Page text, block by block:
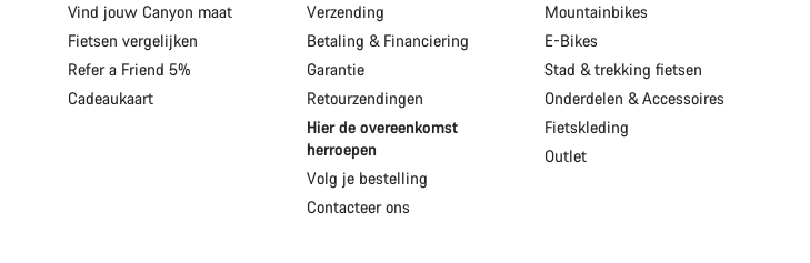
Vind jouw Canyon maat
Fietsen vergelijken
Refer a Friend 5%
Cadeaukaart
Verzending
Betaling & Financiering
Garantie
Retourzendingen
Hier de overeenkomst
herroepen
Volg je bestelling
Contacteer ons
Mountainbikes
E-Bikes
Stad & trekking fietsen
Onderdelen & Accessoires
Fietskleding
Outlet